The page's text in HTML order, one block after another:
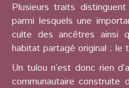
Plusieurs traits
parmi lesquels une
culte des ancêtres ainsi
habitat partagé original : le
Un tulou n’est donc rien
communautaire construite